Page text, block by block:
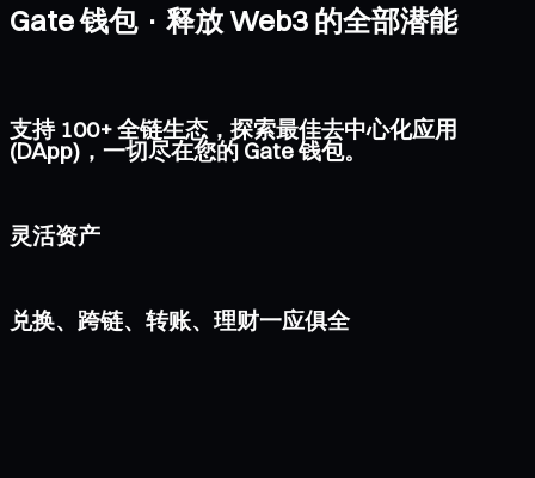
Gate 钱包 · 释放 Web3 的全部潜能
支持 100+ 全链生态，探索最佳去中心化应用
(DApp)，一切尽在您的 Gate 钱包。
灵活资产
兑换、跨链、转账、理财一应俱全